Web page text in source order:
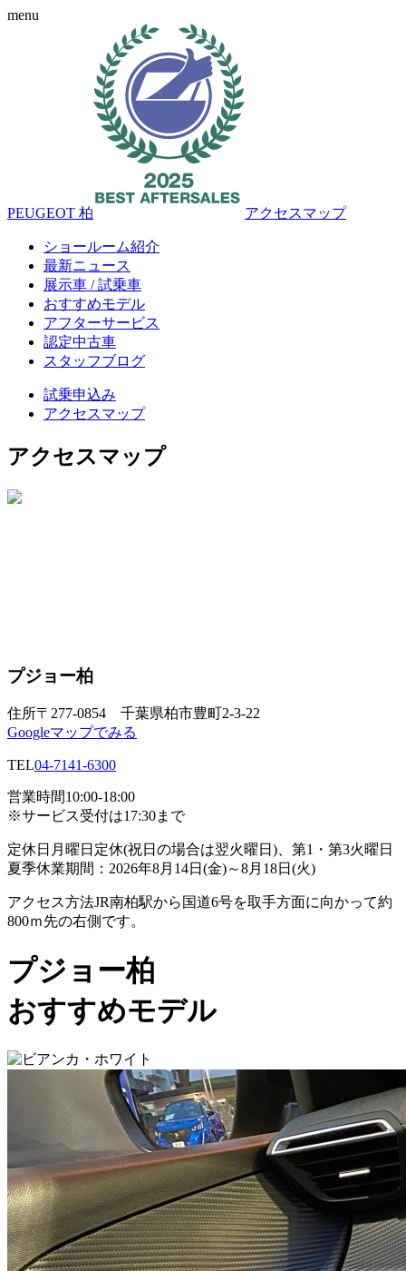
menu
PEUGEOT 柏 アクセスマップ
ショールーム紹介
最新ニュース
展示車 / 試乗車
おすすめモデル
アフターサービス
認定中古車
スタッフブログ
試乗申込み
アクセスマップ
アクセスマップ
プジョー柏
住所〒277-0854 千葉県柏市豊町2-3-22
Googleマップでみる
TEL04-7141-6300
営業時間10:00-18:00
※サービス受付は17:30まで
定休日 月曜日定休(祝日の場合は翌火曜日)、第1・第3火曜日
夏季休業期間：2026年8月14日(金)～8月18日(火)
アクセス方法JR南柏駅から国道6号を取手方面に向かって約
800ｍ先の右側です。
プジョー柏
おすすめモデル